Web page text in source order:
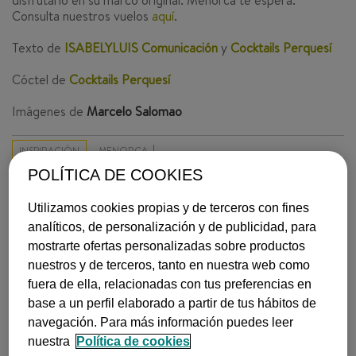
Consulta nuestros vuelos aquí.
Texto de ISABELYLUIS Comunicacióny Cocktails Perquesí
Cóctel de Cocktails Perquesí
Imágenes de Marcelo Salomao
INSPIRACIÓN MENORCA
16 de abril, 2015
MÁS LEÍDOS
POLÍTICA DE COOKIES
Utilizamos cookies propias y de terceros con fines
analíticos, de personalización y de publicidad, para
mostrarte ofertas personalizadas sobre productos
nuestros y de terceros, tanto en nuestra web como
fuera de ella, relacionadas con tus preferencias en
base a un perfil elaborado a partir de tus hábitos de
navegación. Para más información puedes leer
nuestra
Política de cookies